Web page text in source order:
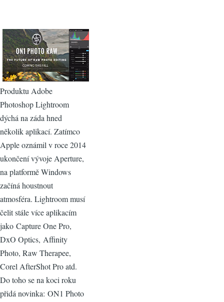
Produktu Adobe
Photoshop Lightroom
dýchá na záda hned
několik aplikací. Zatímco
Apple oznámil v roce 2014
ukončení vývoje Aperture,
na platformě Windows
začíná houstnout
atmosféra. Lightroom musí
čelit stále více aplikacím
jako Capture One Pro,
DxO Optics, Affinity
Photo, Raw Therapee,
Corel AfterShot Pro atd.
Do toho se na koci roku
přidá novinka: ON1 Photo